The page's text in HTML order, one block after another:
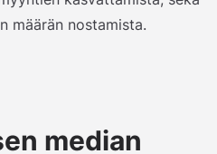
määrän nostamista.
median